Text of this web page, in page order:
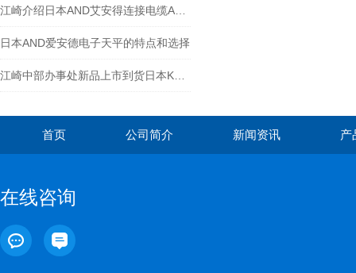
日本AND爱安德电子天平的特点和选择
首页 公司简介 新闻资讯 产
在线咨询